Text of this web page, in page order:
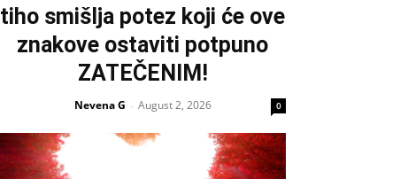
tiho smišlja potez koji će ove
znakove ostaviti potpuno
ZATEČENIM!
Nevena G - August 2, 2026 0